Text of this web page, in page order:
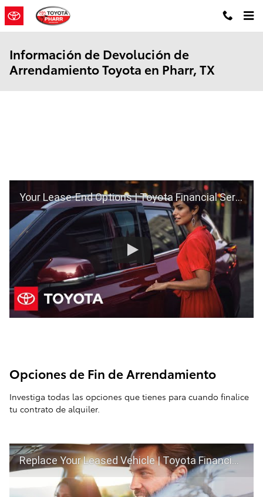
Saltar al contenido principal
Información de Devolución de
Arrendamiento Toyota en Pharr, TX
Opciones de Fin de Arrendamiento
Investiga todas las opciones que tienes para cuando finalice
tu contrato de alquiler.
Your Lease-End Options | Toyota Financial Services
Replace Your Leased Vehicle | Toyota Financial Services